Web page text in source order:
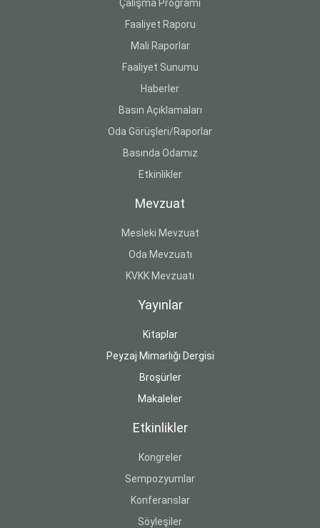
Çalışma Programı
Faaliyet Raporu
Mali Raporlar
Faaliyet Sunumu
Haberler
Basın Açıklamaları
Oda Görüşleri/Raporlar
Basında Odamız
Etkinlikler
Mevzuat
Mesleki Mevzuat
Oda Mevzuatı
KVKK Mevzuatı
Yayınlar
Kitaplar
Peyzaj Mimarlığı Dergisi
Broşürler
Makaleler
Etkinlikler
Kongreler
Sempozyumlar
Konferanslar
Söyleşiler